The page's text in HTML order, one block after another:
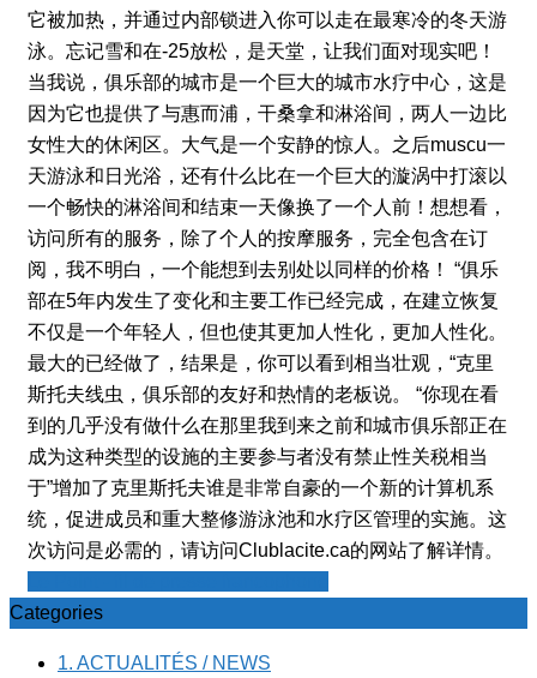
它被加热，并通过内部锁进入你可以走在最寒冷的冬天游
泳。忘记雪和在-25放松，是天堂，让我们面对现实吧！
当我说，俱乐部的城市是一个巨大的城市水疗中心，这是
因为它也提供了与惠而浦，干桑拿和淋浴间，两人一边比
女性大的休闲区。大气是一个安静的惊人。之后muscu一
天游泳和日光浴，还有什么比在一个巨大的漩涡中打滚以
一个畅快的淋浴间和结束一天像换了一个人前！想想看，
访问所有的服务，除了个人的按摩服务，完全包含在订
阅，我不明白，一个能想到去别处以同样的价格！ “俱乐
部在5年内发生了变化和主要工作已经完成，在建立恢复
不仅是一个年轻人，但也使其更加人性化，更加人性化。
最大的已经做了，结果是，你可以看到相当壮观，“克里
斯托夫线虫，俱乐部的友好和热情的老板说。 “你现在看
到的几乎没有做什么在那里我到来之前和城市俱乐部正在
成为这种类型的设施的主要参与者没有禁止性关税相当
于”增加了克里斯托夫谁是非常自豪的一个新的计算机系
统，促进成员和重大整修游泳池和水疗区管理的实施。这
次访问是必需的，请访问Clublacite.ca的网站了解详情。
Categories
1. ACTUALITÉS / NEWS